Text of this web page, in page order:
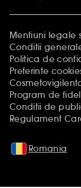
Mentiuni legale
Conditii
Politica de
Preferinte
Program de
Conditii de
Regulament
Romania